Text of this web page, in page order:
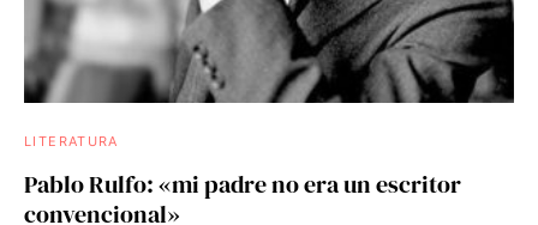
LITERATURA
Pablo Rulfo: «mi padre no era un escritor
convencional»